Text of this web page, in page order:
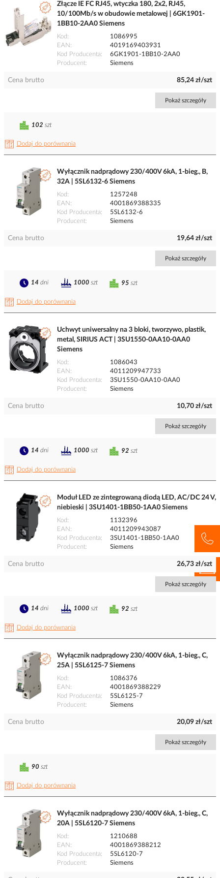
Złącze IE FC RJ45, wtyczka 180, 2x2, RJ45,
10/100Mb/s w obudowie metalowej | 6GK1901-
1BB10-2AA0 Siemens
Kod
1086995
EAN
4019169403931
Kod Producenta
6GK1901-1BB10-2AA0
Producent
Siemens
Cena brutto 85,24 zł/szt
Pokaż szczegóły
Dodaj do porównania
102 szt
Wyłącznik nadprądowy 230/400V 6kA, 1-bieg., B,
32A | 5SL6132-6 Siemens
Kod
1257248
EAN
4001869388335
Kod Producenta
5SL6132-6
Producent
Siemens
Cena brutto 19,64 zł/szt
Pokaż szczegóły
Dodaj do porównania
95 szt
14 dni 1000 szt
Uchwyt uniwersalny na 3 bloki, tworzywo, plastik,
metal, SIRIUS ACT | 3SU1550-0AA10-0AA0
Siemens
Kod
1086043
EAN
4011209947733
Kod Producenta
3SU1550-0AA10-0AA0
Producent
Siemens
Cena brutto 10,70 zł/szt
Pokaż szczegóły
Dodaj do porównania
92 szt
14 dni 1000 szt
Moduł LED ze zintegrowaną diodą LED, AC/DC 24 V,
niebieski | 3SU1401-1BB50-1AA0 Siemens
Kod
1132396
EAN
4011209943087
Kod Producenta
3SU1401-1BB50-1AA0
Producent
Siemens
Cena brutto 26,73 zł/szt
Pokaż szczegóły
Dodaj do porównania
92 szt
14 dni 1000 szt
Wyłącznik nadprądowy 230/400V 6kA, 1-bieg., C,
25A | 5SL6125-7 Siemens
Kod
1086376
EAN
4001869388229
Kod Producenta
5SL6125-7
Producent
Siemens
Cena brutto 20,09 zł/szt
Pokaż szczegóły
Dodaj do porównania
90 szt
Wyłącznik nadprądowy 230/400V 6kA, 1-bieg., C,
20A | 5SL6120-7 Siemens
Kod
1210688
EAN
4001869388212
Kod Producenta
5SL6120-7
Producent
Siemens